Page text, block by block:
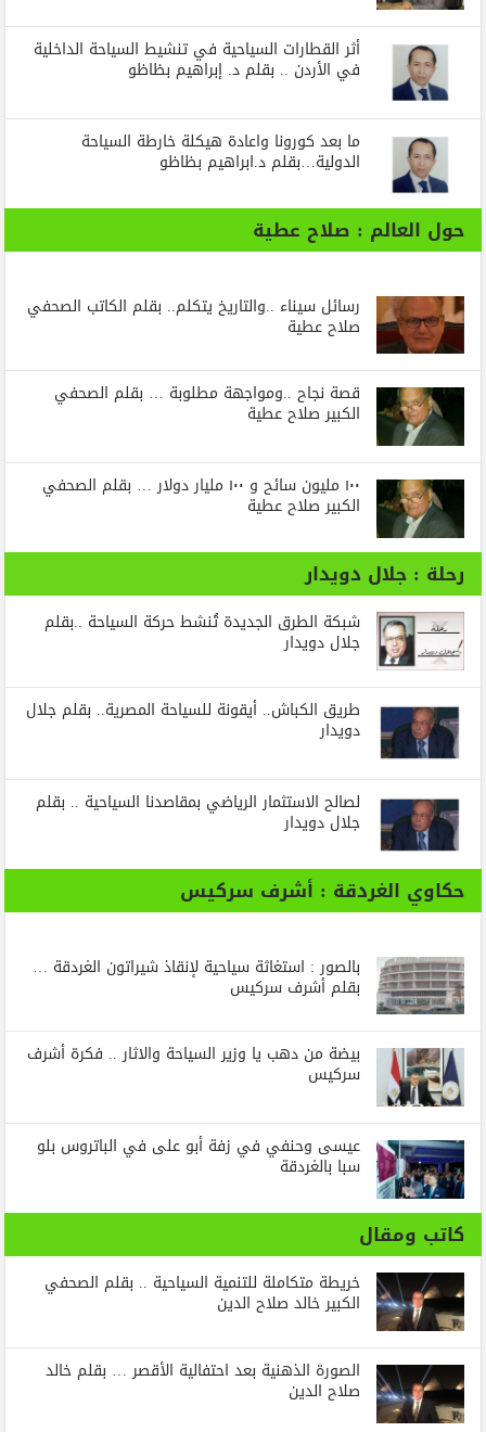
أثر القطارات السياحية في تنشيط السياحة الداخلية
في الأردن .. بقلم د. إبراهيم بظاظو
ما بعد كورونا واعادة هيكلة خارطة السياحة
الدولية…بقلم د.ابراهيم بظاظو
حول العالم : صلاح عطية
رسائل‭ ‬سيناء‭.. ‬والتاريخ‭ ‬يتكلم.. بقلم الكاتب الصحفي
صلاح عطية
قصة نجاح ..ومواجهة مطلوبة … بقلم الصحفي
الكبير صلاح عطية
١٠٠ مليون سائح و ١٠٠ مليار دولار … بقلم الصحفي
الكبير صلاح عطية
رحلة : جلال دويدار
شبكة الطرق الجديدة تُنشط حركة السياحة ..بقلم
جلال دويدار
طريق الكباش.. أيقونة للسياحة المصرية.. بقلم جلال
دويدار
لصالح الاستثمار الرياضي بمقاصدنا السياحية .. بقلم
جلال دويدار
حكاوي الغردقة : أشرف سركيس
بالصور : استغاثة سياحية لإنقاذ شيراتون الغردقة …
بقلم أشرف سركيس
بيضة من دهب يا وزير السياحة والاثار .. فكرة أشرف
سركيس
عيسى وحنفي في زفة أبو على في الباتروس بلو
سبا بالغردقة
كاتب ومقال
خريطة متكاملة للتنمية السياحية .. بقلم الصحفي
الكبير خالد صلاح الدين
الصورة الذهنية بعد احتفالية الأقصر … بقلم خالد
صلاح الدين